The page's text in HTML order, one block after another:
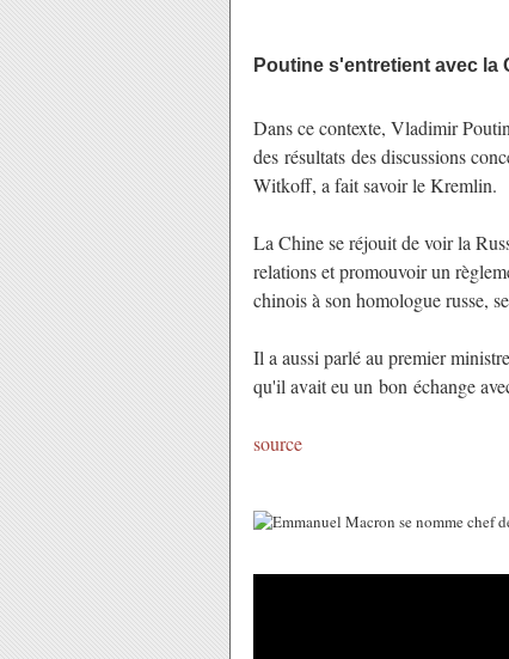
Poutine s'entretient avec la
Dans ce contexte, Vladimir
des résultats des discussions
Witkoff, a fait savoir le Kremlin.
La Chine se réjouit de voir la
relations et promouvoir un
chinois à son homologue russe,
Il a aussi parlé au premier
qu'il avait eu un bon échange
source